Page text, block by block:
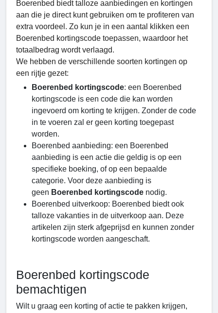
Boerenbed biedt talloze aanbiedingen en kortingen
aan die je direct kunt gebruiken om te profiteren van
extra voordeel. Zo kun je in een aantal klikken een
Boerenbed kortingscode toepassen, waardoor het
totaalbedrag wordt verlaagd.
We hebben de verschillende soorten kortingen op
een rijtje gezet:
Boerenbed kortingscode: een Boerenbed
kortingscode is een code die kan worden
ingevoerd om korting te krijgen. Zonder de code
in te voeren zal er geen korting toegepast
worden.
Boerenbed aanbieding: een Boerenbed
aanbieding is een actie die geldig is op een
specifieke boeking, of op een bepaalde
categorie. Voor deze aanbieding is
geen Boerenbed kortingscode nodig.
Boerenbed uitverkoop: Boerenbed biedt ook
talloze vakanties in de uitverkoop aan. Deze
artikelen zijn sterk afgeprijsd en kunnen zonder
kortingscode worden aangeschaft.
Boerenbed kortingscode
bemachtigen
Wilt u graag een korting of actie te pakken krijgen,